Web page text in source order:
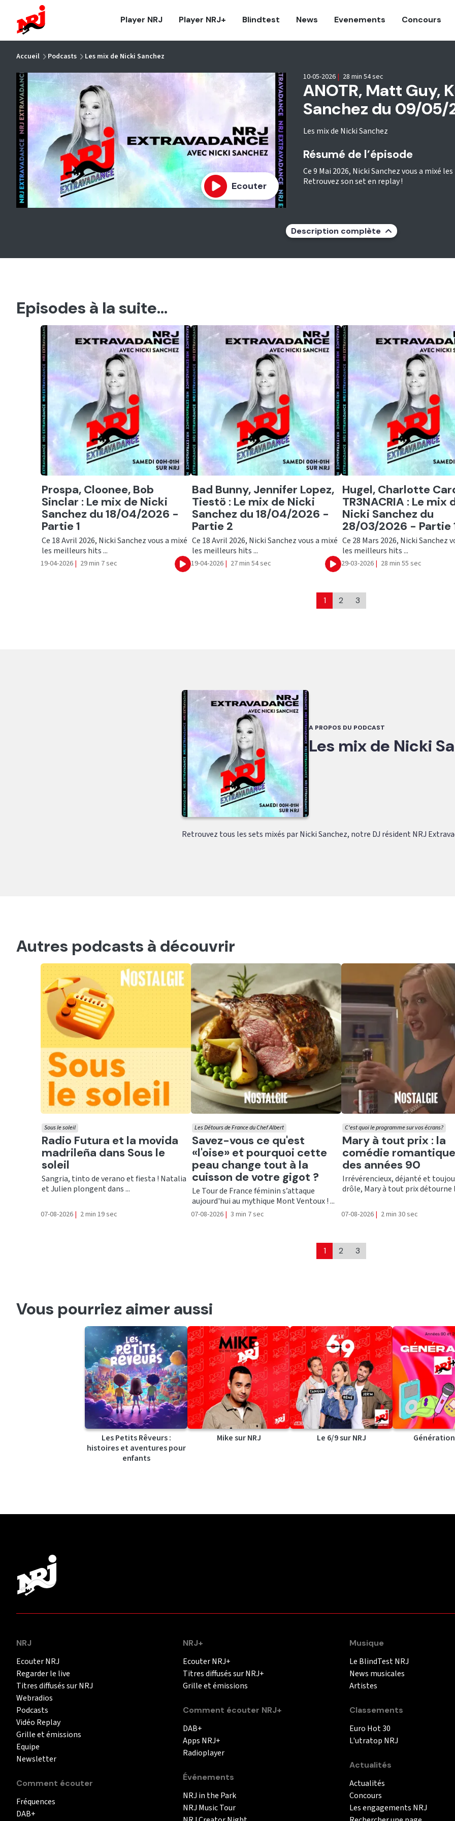
Player NRJ Player NRJ+ Blindtest News Evenements Concours
Accueil Podcasts Les mix de Nicki Sanchez
Ecouter
ANOTR, Matt Guy,
Sanchez du 09/05/
Les mix de Nicki Sanchez
10-05-2026 | 28 min 54 sec
Résumé de l’épisode
Ce 9 Mai 2026, Nicki Sanchez vous a mixé
Retrouvez son set en replay !
Description complète
Episodes à la suite...
Ecouter
Prospa, Cloonee, Bob
Sinclar : Le mix de Nicki
Sanchez du 18/04/2026 -
Partie 1
Ce 18 Avril 2026, Nicki Sanchez vous a mixé
les meilleurs hits ...
19-04-2026 | 29 min 7 sec Ecouter
Ecouter
Bad Bunny, Jennifer Lopez,
Tiestö : Le mix de Nicki
Sanchez du 18/04/2026 -
Partie 2
Ce 18 Avril 2026, Nicki Sanchez vous a mixé
les meilleurs hits ...
19-04-2026 | 27 min 54 sec Ecouter
Ecouter
Hugel, Charlotte
TR3NACRIA : Le mix
Nicki Sanchez du
28/03/2026 - Partie
Ce 28 Mars 2026, Nicki Sanchez
les meilleurs hits ...
29-03-2026 | 28 min 55 sec
1 2 3
A PROPOS DU PODCAST
Les mix de Nicki
Retrouvez tous les sets mixés par Nicki Sanchez, notre DJ résident NRJ
Autres podcasts à découvrir
Ecouter
Radio Futura et la movida
madrileña dans Sous le
soleil
Sous le soleil
Sangria, tinto de verano et fiesta ! Natalia
et Julien plongent dans ...
07-08-2026 | 2 min 19 sec
Ecouter
Savez-vous ce qu'est
«l'oise» et pourquoi cette
peau change tout à la
cuisson de votre gigot ?
Les Détours de France du Chef Albert
Le Tour de France féminin s’attaque
aujourd'hui au mythique Mont Ventoux ! ...
07-08-2026 | 3 min 7 sec
Ecouter
Mary à tout prix : la
comédie
des années 90
C'est quoi le programme sur vos écrans?
Irrévérencieux, déjanté et
drôle, Mary à tout prix détourne
07-08-2026 | 2 min 30 sec
1 2 3
Vous pourriez aimer aussi
Les Petits Rêveurs :
histoires et aventures pour
enfants
Mike sur NRJ Le 6/9 sur NRJ Génération
NRJ
Ecouter NRJ
Regarder le live
Titres diffusés sur NRJ
Webradios
Podcasts
Vidéo Replay
Grille et émissions
Equipe
Newsletter
Comment écouter
Fréquences
DAB+
NRJ+
Ecouter NRJ+
Titres diffusés sur NRJ+
Grille et émissions
Comment écouter NRJ+
DAB+
Apps NRJ+
Radioplayer
Événements
NRJ in the Park
NRJ Music Tour
Musique
Le BlindTest NRJ
News musicales
Artistes
Classements
Euro Hot 30
L'utratop NRJ
Actualités
Actualités
Concours
Les engagements NRJ